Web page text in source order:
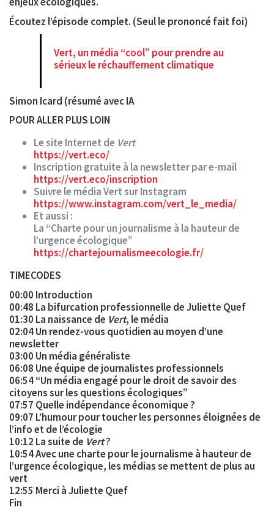
Écoutez l’épisode complet. (Seul le prononcé fait foi)
Vert, un média “cool” pour prendre au
sérieux le réchauffement climatique
Simon Icard (résumé avec IA
POUR ALLER PLUS LOIN
Le site Internet de Vert
https://vert.eco/
Inscription gratuite à la newsletter par e-mail
https://vert.eco/inscription
Suivre le média Vert sur Instagram
https://www.instagram.com/vert_le_media/
Et aussi :
La “Charte pour un journalisme à la hauteur de
l’urgence écologique”
https://chartejournalismeecologie.fr/
TIMECODES
00:00 Introduction
00:48 La bifurcation professionnelle de Juliette Quef
01:30 La naissance de Vert, le média
02:04 Un rendez-vous quotidien au moyen d’une
newsletter
03:00 Un média généraliste
06:08 Une équipe de journalistes professionnels
06:54 “Un média engagé pour le droit de savoir des
citoyens sur les questions écologiques”
07:57 Quelle indépendance économique ?
09:07 L’humour pour toucher les personnes éloignées de
l’info et de l’écologie
10:12 La suite de Vert?
10:54 Avec une charte pour le journalisme à hauteur de
l’urgence écologique, les médias se mettent de plus au
vert
12:55 Merci à Juliette Quef
Fin